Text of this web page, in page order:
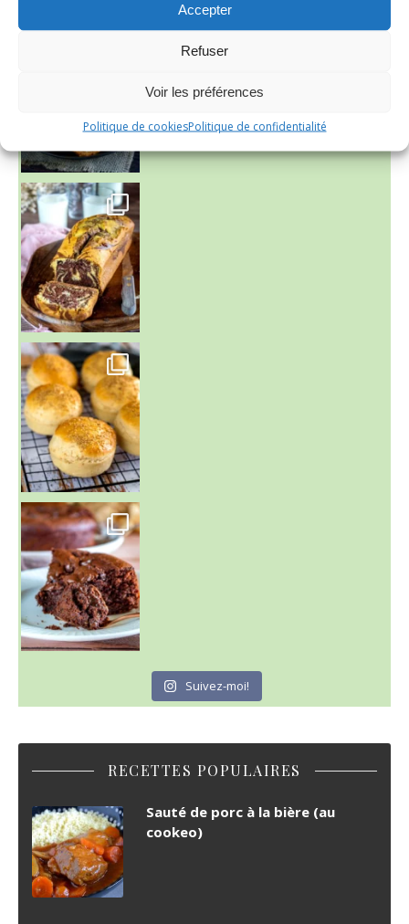
Accepter
Refuser
Voir les préférences
Politique de cookiesPolitique de confidentialité
~ BUNS MAISON ~
Un peu de boulange par ici au
~ GÂTEAU FONDANT CHOCO NOISETTE ~
C'est lundi
Suivez-moi!
RECETTES POPULAIRES
Sauté de porc à la bière (au
cookeo)